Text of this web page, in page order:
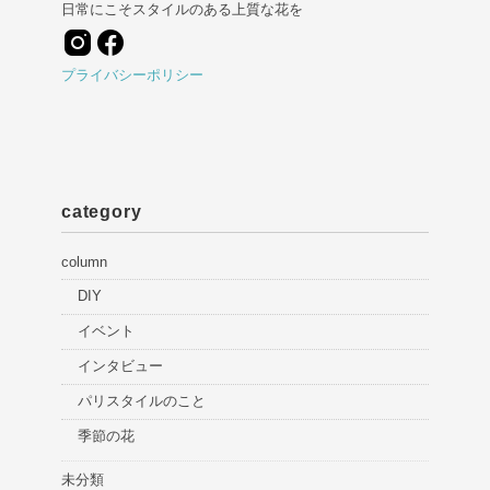
日常にこそスタイルのある上質な花を
プライバシーポリシー
category
column
DIY
イベント
インタビュー
パリスタイルのこと
季節の花
未分類